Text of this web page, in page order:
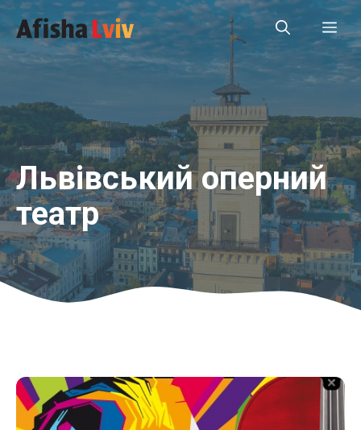
Перейти
до
вмісту
Львівський оперний
театр